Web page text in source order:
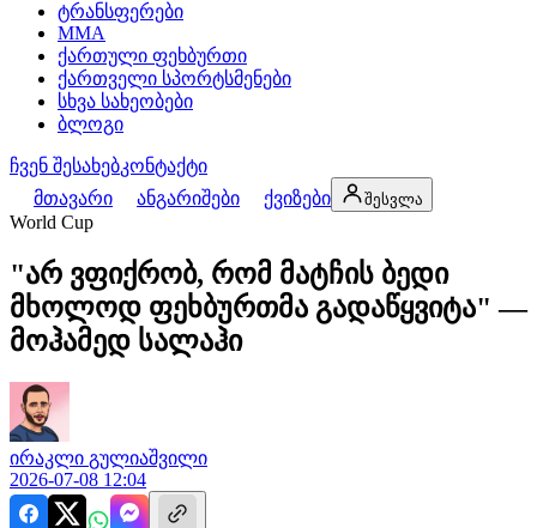
ტრანსფერები
MMA
ქართული ფეხბურთი
ქართველი სპორტსმენები
სხვა სახეობები
ბლოგი
ჩვენ შესახებკონტაქტი
მთავარი
ანგარიშები ქვიზები შესვლა
World Cup
"არ ვფიქრობ, რომ მატჩის ბედი
მხოლოდ ფეხბურთმა გადაწყვიტა" —
მოჰამედ სალაჰი
ირაკლი გულიაშვილი
2026-07-08 12:04